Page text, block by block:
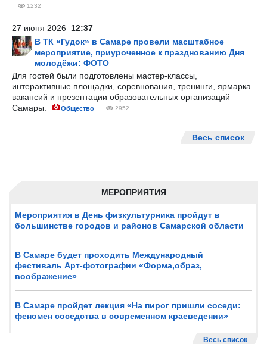
МЕРОПРИЯТИЯ
Мероприятия в День физкультурника пройдут в
большинстве городов и районов Самарской области
В Самаре будет проходить Международный
фестиваль Арт-фотографии «Форма,образ,
воображение»
В Самаре пройдет лекция «На пирог пришли соседи:
феномен соседства в современном краеведении»
Весь список
1232
27 июня 2026 12:37
В ТК «Гудок» в Самаре провели масштабное
мероприятие, приуроченное к празднованию Дня
молодёжи: ФОТО
Для гостей были подготовлены мастер-классы,
интерактивные площадки, соревнования, тренинги, ярмарка
вакансий и презентации образовательных организаций
Самары.
Общество 2952
Весь список